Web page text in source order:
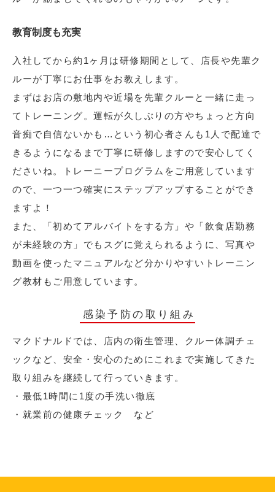
教育制度も充実
入社してから約1ヶ月は研修期間として、店長や先輩ク
ルーが丁寧にお仕事をお教えします。
まずはお店の敷地内や近場を先輩クルーと一緒に走っ
てトレーニング。運転が久しぶりの方やちょっと方向
音痴で自信ないかも…という初心者さんも1人で配達で
きるようになるまで丁寧に研修しますので安心してく
ださいね。トレーニープログラムをご用意しています
ので、一つ一つ確実にステップアップすることができ
ますよ！
また、「初めてアルバイトをする方」や「飲食店勤務
が未経験の方」でもスグに覚えられるように、写真や
動画を使ったマニュアルなど分かりやすいトレーニン
グ教材もご用意しています。
感染予防の取り組み
マクドナルドでは、店内の衛生管理、クルー体調チェ
ックなど、安全・安心のためにこれまで実施してきた
取り組みを継続して行っていきます。
・最低1時間に1度の手洗い徹底
・就業前の健康チェック など